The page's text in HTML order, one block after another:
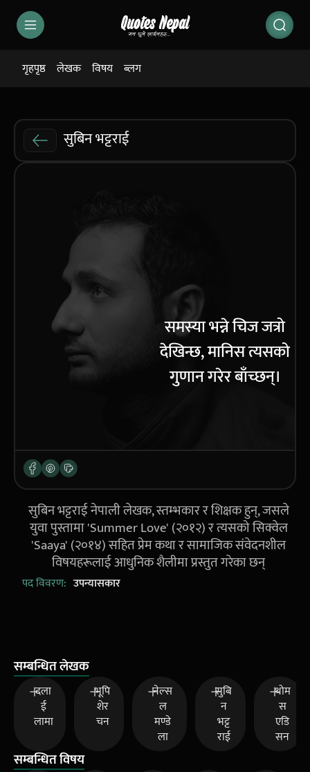
गृहपृष्ठ लेखक विषय ब्लग
सुबिन भट्टराई
समस्या भन्ने चिज जत्रो
देखिन्छ, मानिस त्यसको
गुणान गरेर बाँच्छन्।
सुबिन भट्टराई नेपाली लेखक, स्तम्भकार र शिक्षक हुन्, जसले
युवा पुस्तामा 'Summer Love' (२०१२) र त्यसको सिक्वेल
'Saaya' (२०१४) सहित प्रेम कथा र सामाजिक संवेदनशील
विषयहरूलाई आधुनिक शैलीमा प्रस्तुत गरेका छन्
पद विवरण: उपन्यासकार
सम्बन्धित लेखक
दला
ई
लामा
भूपि
शेर
चन
नेल्स
ल
मण्डे
ला
सुबि
न
भट्ट
राई
थोम
स
एडि
सन
सम्बन्धित विषय